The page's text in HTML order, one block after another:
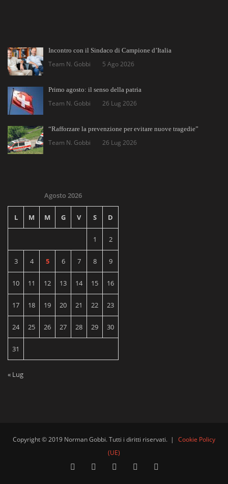
Incontro con il Sindaco di Campione d’Italia
Team N. Gobbi 5 Ago 2026
Primo agosto: il senso della patria
Team N. Gobbi 26 Lug 2026
“Rafforzare la prevenzione per evitare nuove tragedie”
Team N. Gobbi 26 Lug 2026
Agosto 2026
L M M G V S D
1 2
3 4 5 6 7 8 9
10 11 12 13 14 15 16
17 18 19 20 21 22 23
24 25 26 27 28 29 30
31
« Lug
Copyright © 2019 Norman Gobbi. Tutti i diritti riservati. |
Cookie Policy
(UE)